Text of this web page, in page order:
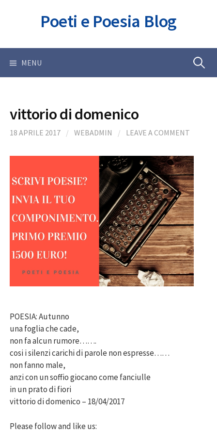
Poeti e Poesia Blog
MENU Ricerca
vittorio di domenico
18 APRILE 2017 / WEBADMIN / LEAVE A COMMENT
POESIA: Autunno
una foglia che cade,
non fa alcun rumore…….
cosi i silenzi carichi di parole non espresse……
non fanno male,
anzi con un soffio giocano come fanciulle
in un prato di fiori
vittorio di domenico – 18/04/2017
Please follow and like us: